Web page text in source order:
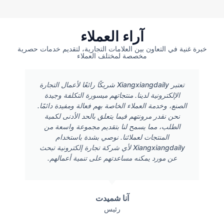
آراء العملاء
خبرة غنية في التعاون بين العلامات التجارية، لتقديم خدمات حصرية
مخصصة لمختلف العملاء
تعتبر Xiangxiangdaily شريكًا رائعًا لأعمال التجارة
الإلكترونية لدينا. منتجاتهم ميسورة التكلفة وجيدة
الصنع، وخدمة العملاء الخاصة بهم فعالة ومفيدة دائمًا.
نحن نقدر مرونتهم فيما يتعلق بالحد الأدنى لكمية
الطلب، مما يسمح لنا بتقديم مجموعة واسعة من
المنتجات لعملائنا. نوصي بشدة باستخدام
Xiangxiangdaily لأي شركة تجارة إلكترونية تبحث
عن مورد يمكنه مساعدتهم على تنمية أعمالهم.
آنا شميدت
رئيس